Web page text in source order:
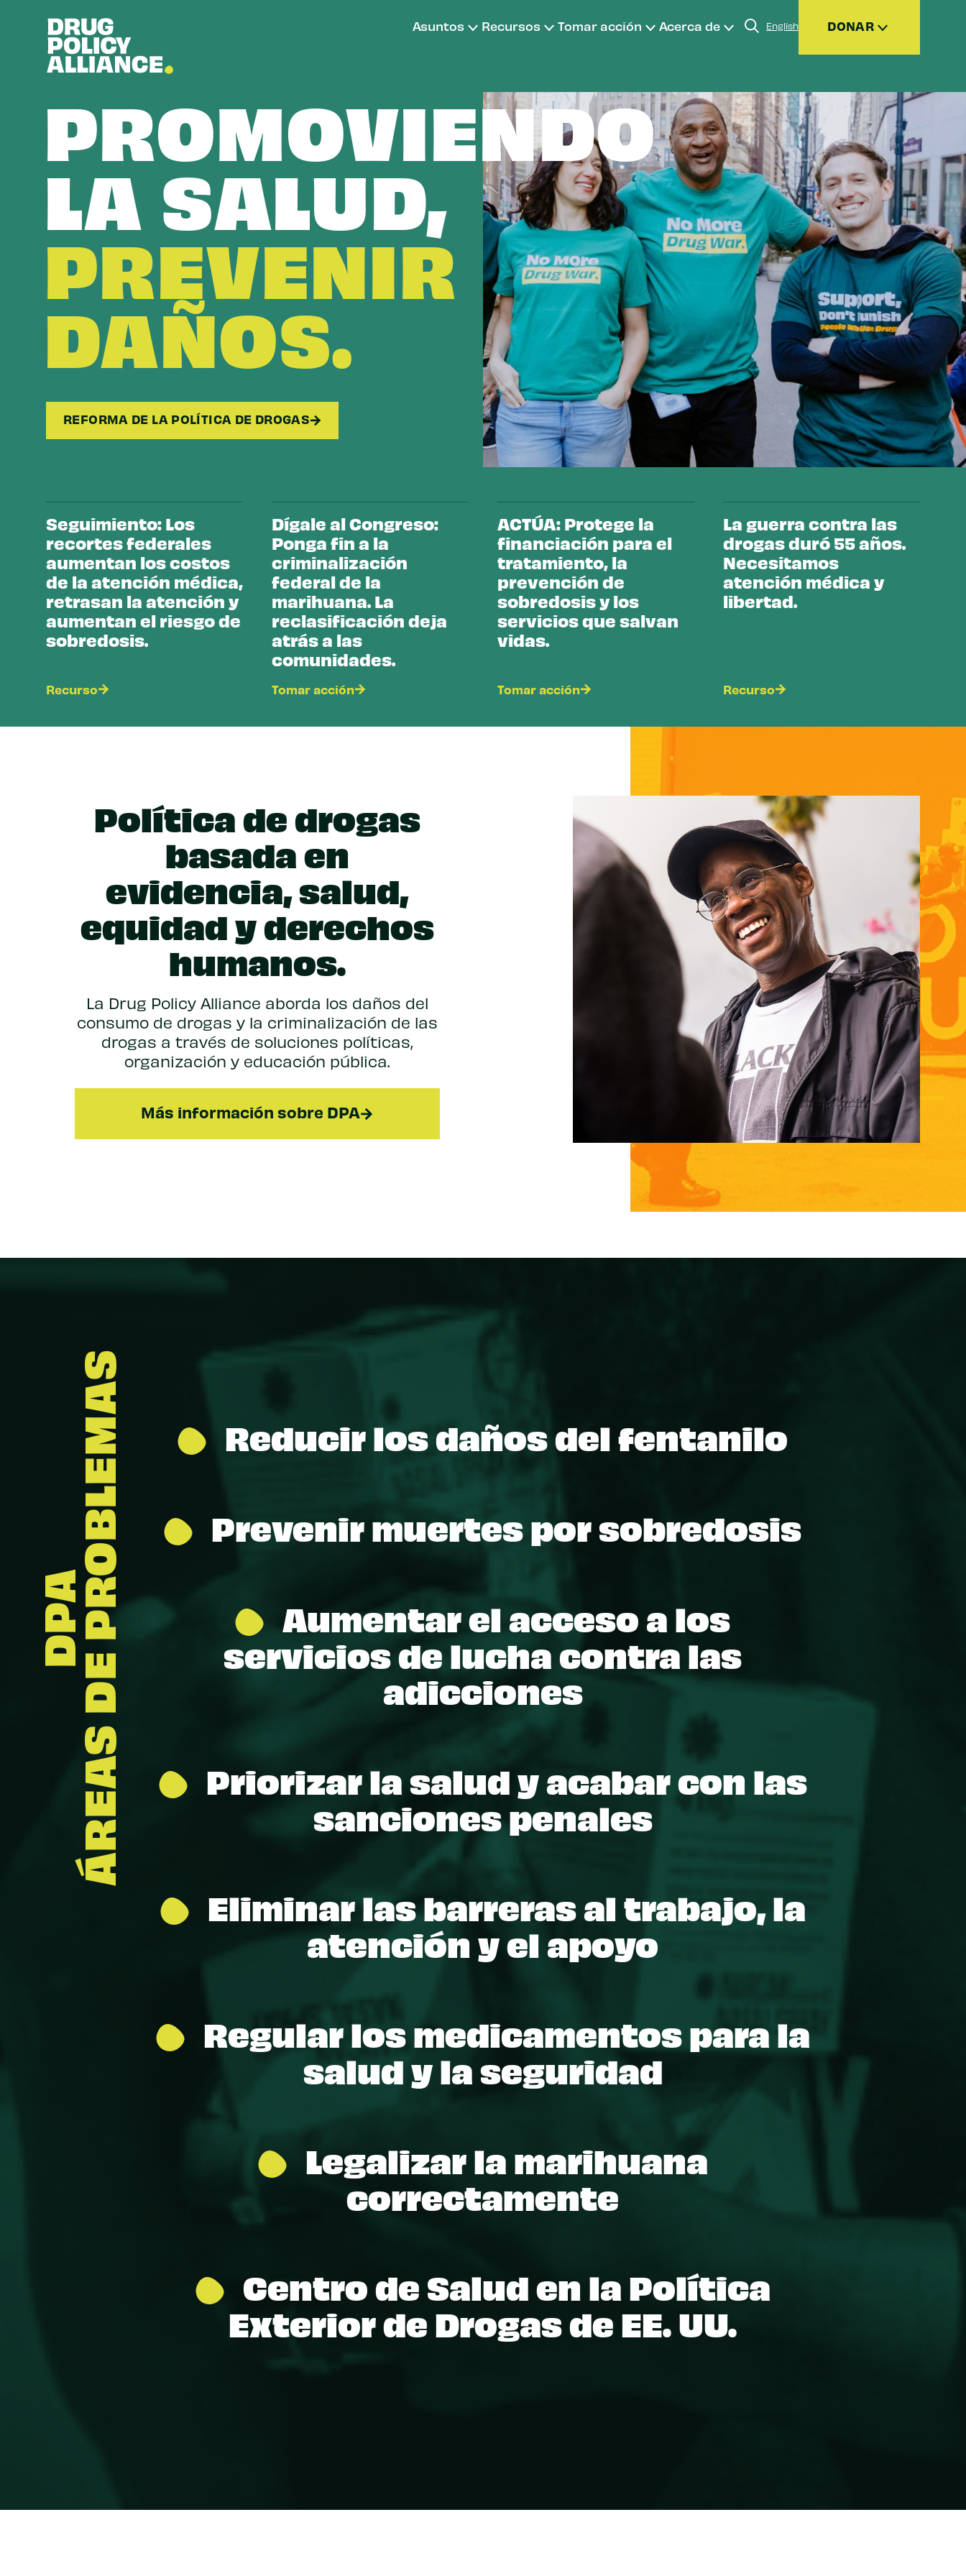
Asuntos Recursos Tomar acción Acerca de English DONAR
Unirse
Donar mensualmente
Fondos asesorados por donantes (DAF)
Otras formas de donar
PROMOVIENDO
LA SALUD,
PREVENIR
DAÑOS.
REFORMA DE LA POLÍTICA DE DROGAS
Seguimiento: Los
recortes federales
aumentan los costos
de la atención médica,
retrasan la atención y
aumentan el riesgo de
sobredosis.
Recurso
Dígale al Congreso:
Ponga fin a la
criminalización
federal de la
marihuana. La
reclasificación deja
atrás a las
comunidades.
Tomar acción
ACTÚA: Protege la
financiación para el
tratamiento, la
prevención de
sobredosis y los
servicios que salvan
vidas.
Tomar acción
La guerra contra las
drogas duró 55 años.
Necesitamos
atención médica y
libertad.
Recurso
Política de drogas
basada en
evidencia, salud,
equidad y derechos
humanos.
La Drug Policy Alliance aborda los daños del
consumo de drogas y la criminalización de las
drogas a través de soluciones políticas,
organización y educación pública.
Más información sobre DPA
DPAÁREAS DE PROBLEMAS Reducir los daños del fentanilo
Prevenir muertes por sobredosis
Aumentar el acceso a los
servicios de lucha contra las
adicciones
Priorizar la salud y acabar con las
sanciones penales
Eliminar las barreras al trabajo, la
atención y el apoyo
Regular los medicamentos para la
salud y la seguridad
Legalizar la marihuana
correctamente
Centro de Salud en la Política
Exterior de Drogas de EE. UU.